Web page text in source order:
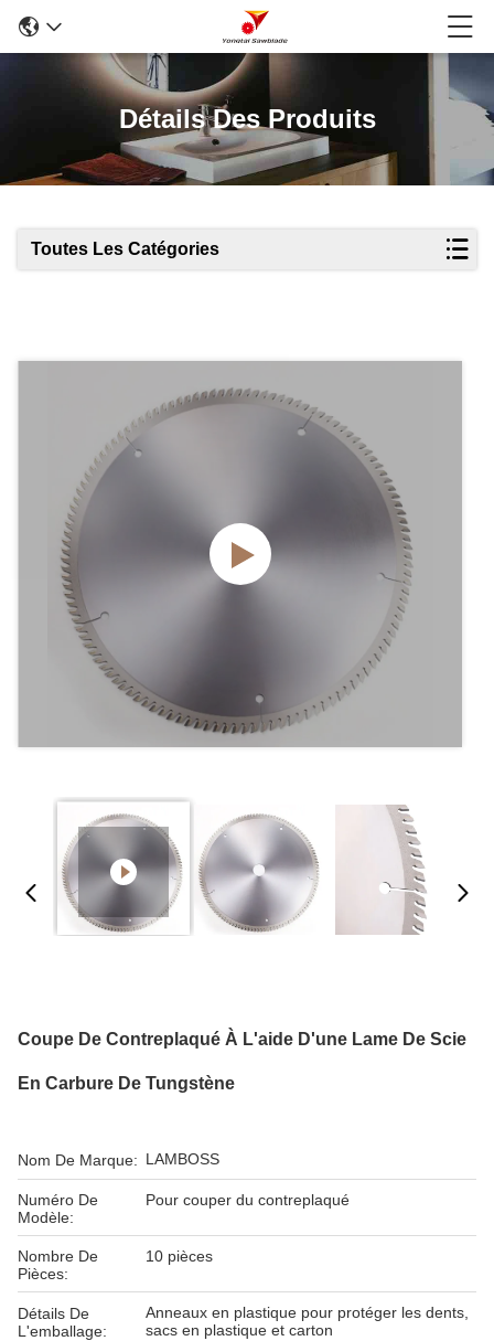
Détails Des Produits
Toutes Les Catégories
Coupe De Contreplaqué À L'aide D'une Lame De Scie
En Carbure De Tungstène
Nom De Marque: LAMBOSS
Numéro De
Modèle:
Pour couper du contreplaqué
Nombre De
Pièces:
10 pièces
Détails De
L'emballage:
Anneaux en plastique pour protéger les dents,
sacs en plastique et carton